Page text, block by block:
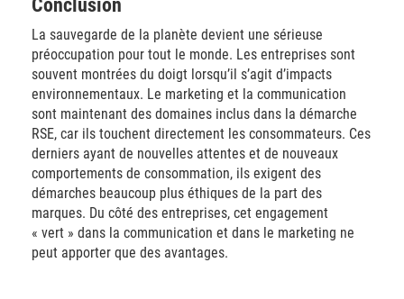
Conclusion
La sauvegarde de la planète devient une sérieuse
préoccupation pour tout le monde. Les entreprises sont
souvent montrées du doigt lorsqu’il s’agit d’impacts
environnementaux. Le marketing et la communication
sont maintenant des domaines inclus dans la démarche
RSE, car ils touchent directement les consommateurs. Ces
derniers ayant de nouvelles attentes et de nouveaux
comportements de consommation, ils exigent des
démarches beaucoup plus éthiques de la part des
marques. Du côté des entreprises, cet engagement
« vert » dans la communication et dans le marketing ne
peut apporter que des avantages.